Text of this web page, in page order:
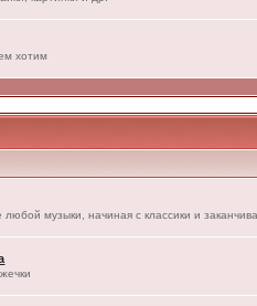
хотим
музыки, начиная с классики и